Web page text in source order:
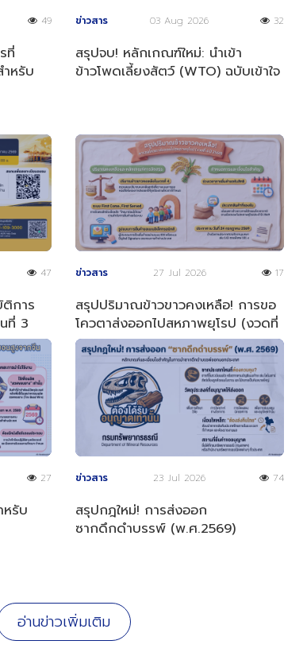
49
ที่
หรับ
ข่าวสาร 03 Aug 2026 32
สรุปจบ! หลักเกณฑ์ใหม่: นำเข้า
ข้าวโพดเลี้ยงสัตว์ (WTO) ฉบับเข้าใจ
47
การ
ที่ 3
ข่าวสาร 27 Jul 2026 17
สรุปปริมาณข้าวขาวคงเหลือ! การขอ
โควตาส่งออกไปสหภาพยุโรป (งวดที่
4 ปี 2569)
27
หรับ
ข่าวสาร 23 Jul 2026 74
สรุปกฎใหม่! การส่งออก
ซากดึกดำบรรพ์ (พ.ศ.2569)
อ่านข่าวเพิ่มเติม